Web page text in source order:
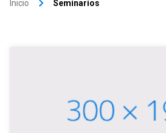
Inicio keyboard_arrow_right Seminarios